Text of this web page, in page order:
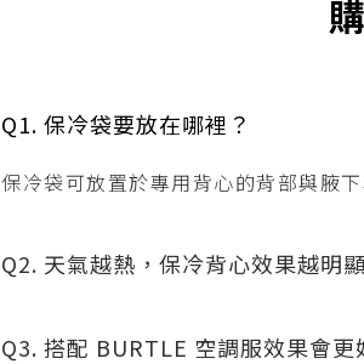
Q1. 保冷袋要放在哪裡？
保冷袋可放置於專用背心的背部與腋
Q2. 天氣越熱，保冷背心效果越明
Q3. 搭配 BURTLE 空調服效果會更